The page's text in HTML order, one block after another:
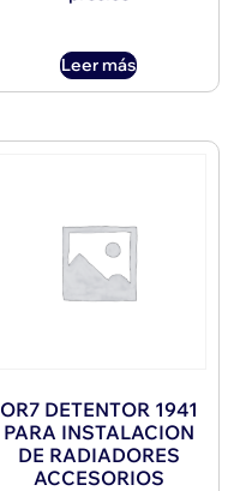
Leer más
OR7 DETENTOR 1941
PARA INSTALACION
DE RADIADORES
ACCESORIOS